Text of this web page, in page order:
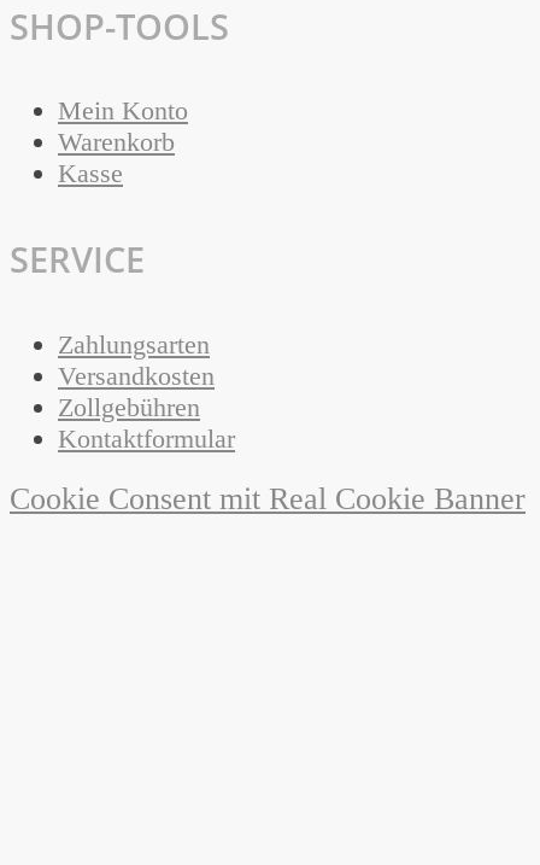
SHOP-TOOLS
Mein Konto
Warenkorb
Kasse
SERVICE
Zahlungsarten
Versandkosten
Zollgebühren
Kontaktformular
Cookie Consent mit Real Cookie Banner